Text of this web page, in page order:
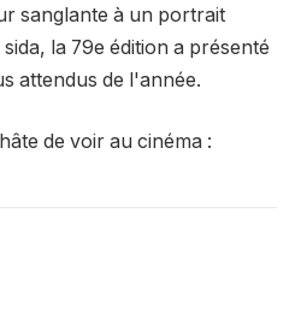
sanglante à un portrait
la 79e édition a présenté
attendus de l'année.
de voir au cinéma :